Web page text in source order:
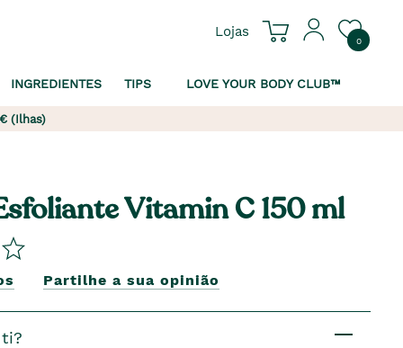
Lojas
0
INGREDIENTES TIPS LOVE YOUR BODY CLUB™
(Ilhas)
Vitamin C 150 ml
Partilhe a sua opinião